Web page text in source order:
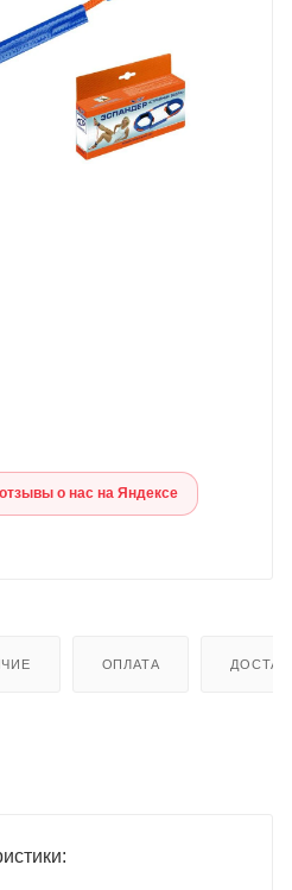
о нас на Яндексе
ОПЛАТА